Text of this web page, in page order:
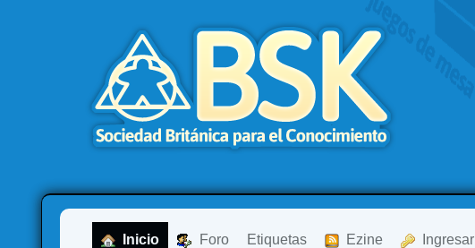
Inicio Foro Etiquetas Ezine Ingresar